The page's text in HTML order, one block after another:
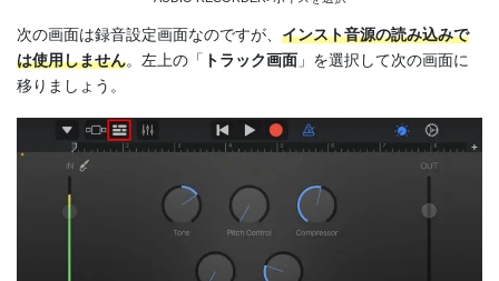
次の画面は録音設定画面なのですが、 インスト音源の読み込みで
は使用しません。左上の「 トラック画面 」を選択して次の画面に
移りましょう。